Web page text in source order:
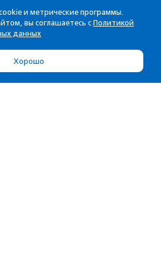
и метрические программы.
вы соглашаетесь с Политикой
данных
Хорошо